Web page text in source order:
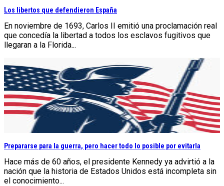
Los libertos que defendieron España
En noviembre de 1693, Carlos II emitió una proclamación real
que concedía la libertad a todos los esclavos fugitivos que
llegaran a la Florida...
Prepararse para la guerra, pero hacer todo lo posible por evitarla
Hace más de 60 años, el presidente Kennedy ya advirtió a la
nación que la historia de Estados Unidos está incompleta sin
el conocimiento...